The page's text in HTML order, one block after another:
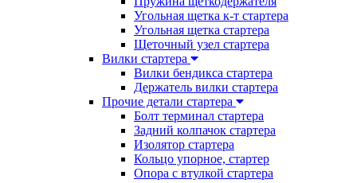
Угольная щетка к-т стартера
Угольная щетка стартера
Щеточный узел стартера
Вилки стартера
Вилки бендикса стартера
Держатель вилки стартера
Прочие детали стартера
Болт терминал стартера
Задний колпачок стартера
Изолятор стартера
Кольцо упорное, стартер
Опора с втулкой стартера